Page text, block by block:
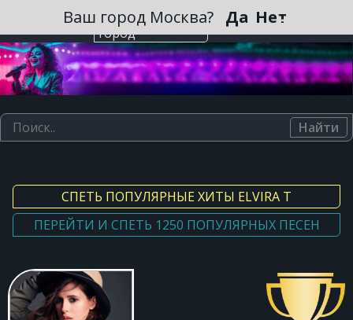
Выберите
город
Ваш город Москва? Да Нет
Найти
СПЕТЬ ПОПУЛЯРНЫЕ ХИТЫ ELVIRA T
ПЕРЕЙТИ И СПЕТЬ 1250 ПОПУЛЯРНЫХ ПЕСЕН